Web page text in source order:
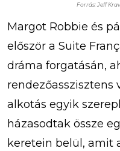
Forrás: Jeff
Margot Robbie és
először a Suite
dráma forgatásán,
rendezőasszisztens
alkotás egyik
házasodtak össze
keretein belül, amit